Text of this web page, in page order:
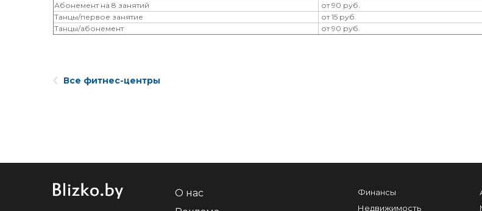
Абонемент на 8 занятий
от 90 руб.
Танцы/первое занятие
от 15 руб.
Танцы/абонемент
от 90 руб.
Все фитнес-центры
О нас
Финансы
Недвижимость